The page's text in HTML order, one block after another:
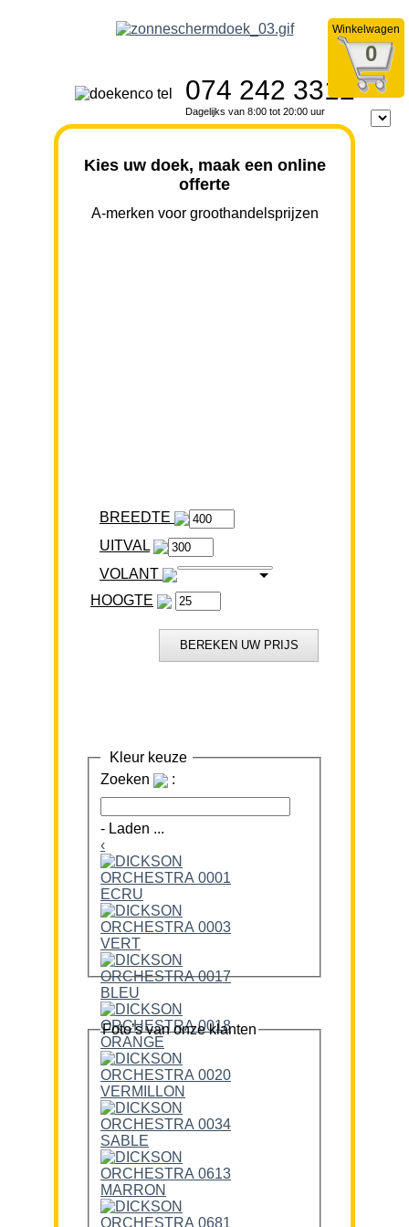
Winkelwagen
0
074 242 3312
Dagelijks van 8:00 tot 20:00 uur
Kies uw doek, maak een online
offerte
A-merken voor groothandelsprijzen
BREEDTE
VOLANT
HOOGTE
Kleur keuze
Zoeken
:
- Laden ...
‹
Foto’s van onze klanten